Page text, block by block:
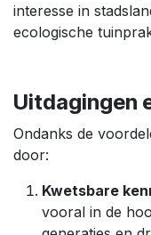
interesse in
ecologische
Uitdagingen
Ondanks de
door:
Kwetsbare
vooral in de